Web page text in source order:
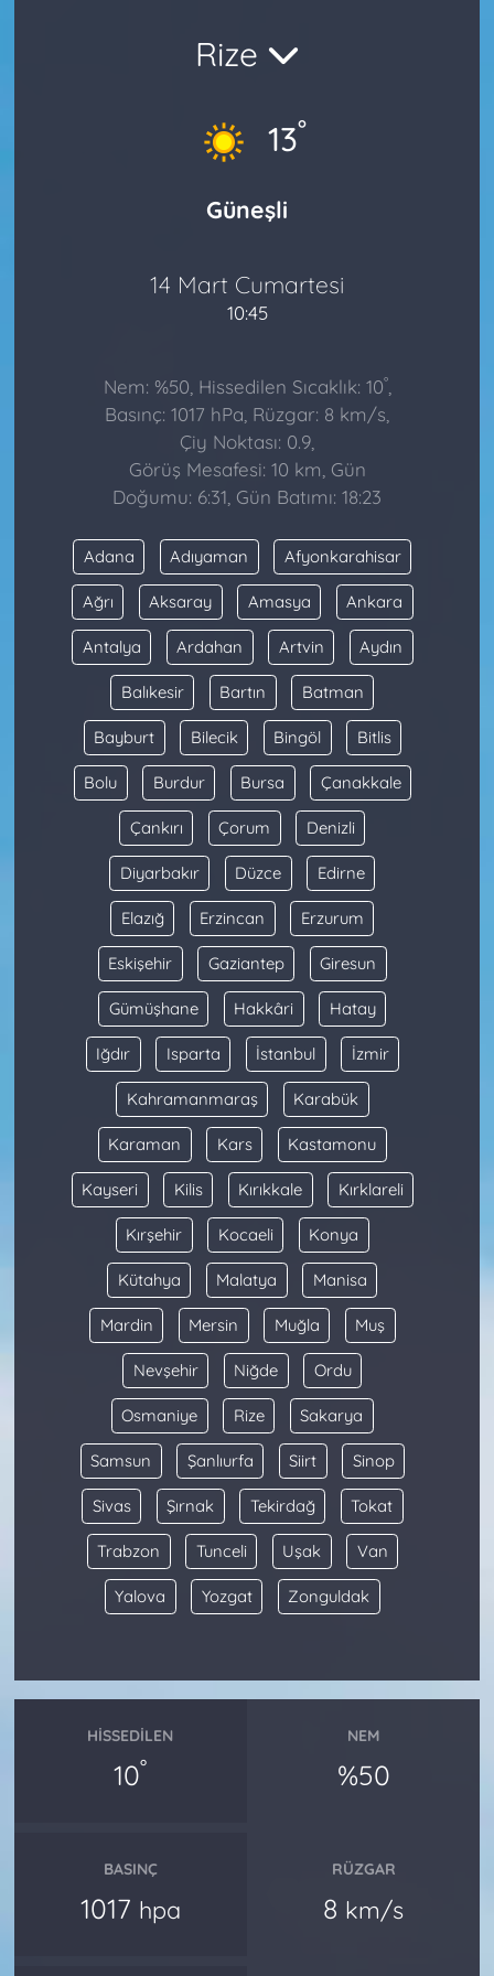
Rize
13°
Güneşli
14 Mart Cumartesi
10:45
Nem: %50, Hissedilen Sıcaklık: 10°,
Basınç: 1017 hPa, Rüzgar: 8 km/s,
Çiy Noktası: 0.9,
Görüş Mesafesi: 10 km, Gün
Doğumu: 6:31, Gün Batımı: 18:23
Adana Adıyaman Afyonkarahisar
Ağrı Aksaray Amasya Ankara
Antalya Ardahan Artvin Aydın
Balıkesir Bartın Batman
Bayburt Bilecik Bingöl Bitlis
Bolu Burdur Bursa Çanakkale
Çankırı Çorum Denizli
Diyarbakır Düzce Edirne
Elazığ Erzincan Erzurum
Eskişehir Gaziantep Giresun
Gümüşhane Hakkâri Hatay
Iğdır Isparta İstanbul İzmir
Kahramanmaraş Karabük
Karaman Kars Kastamonu
Kayseri Kilis Kırıkkale Kırklareli
Kırşehir Kocaeli Konya
Kütahya Malatya Manisa
Mardin Mersin Muğla Muş
Nevşehir Niğde Ordu
Osmaniye Rize Sakarya
Samsun Şanlıurfa Siirt Sinop
Sivas Şırnak Tekirdağ Tokat
Trabzon Tunceli Uşak Van
Yalova Yozgat Zonguldak
HISSEDILEN
10°
NEM
%50
BASINÇ
1017 hpa
RÜZGAR
8 km/s